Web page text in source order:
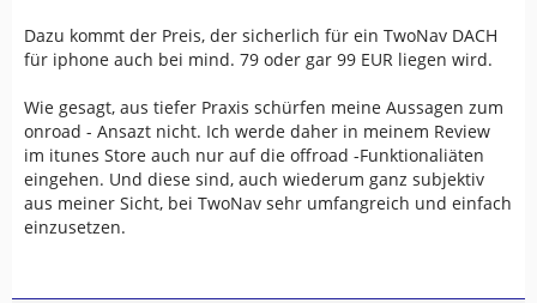
Dazu kommt der Preis, der sicherlich für ein TwoNav DACH
für iphone auch bei mind. 79 oder gar 99 EUR liegen wird.
Wie gesagt, aus tiefer Praxis schürfen meine Aussagen zum
onroad - Ansazt nicht. Ich werde daher in meinem Review
im itunes Store auch nur auf die offroad -Funktionaliäten
eingehen. Und diese sind, auch wiederum ganz subjektiv
aus meiner Sicht, bei TwoNav sehr umfangreich und einfach
einzusetzen.